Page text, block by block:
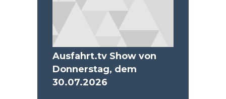
Ausfahrt.tv Show von
Donnerstag, dem
30.07.2026